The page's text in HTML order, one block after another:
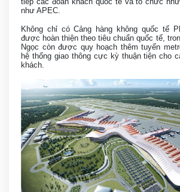
như APEC.
Không chỉ có Cảng hàng không quốc tế
được hoàn thiện theo tiêu chuẩn quốc tế,
Ngọc còn được quy hoạch thêm tuyến
hệ thống giao thông cực kỳ thuận tiện cho
khách.